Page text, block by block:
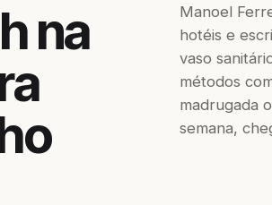
na
Manoel
hotéis e
vaso
métodos
madrugada
semana,